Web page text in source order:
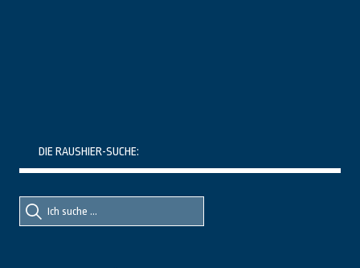
DIE RAUSHIER-SUCHE:
Suche
nach::
Suche
nach: